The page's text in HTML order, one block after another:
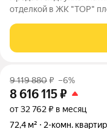
отделкой в ЖК "ТОР"
присвоен повышенный
Он подразумевает
9 119 880₽ –6%
8 616 115₽
от 32 762 ₽ в месяц
72,4 м²
2-комн.